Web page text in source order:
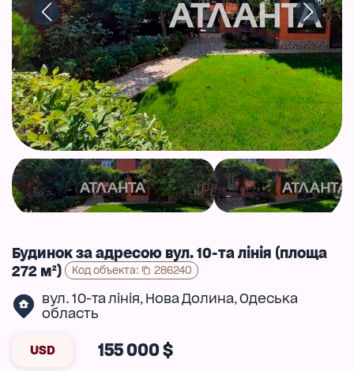
Будинок за адресою вул. 10-та лінія (площа
272 м²)
Код объекта: 286240
вул. 10-та лінія, Нова Долина,Одеська
область
USD 155 000 $